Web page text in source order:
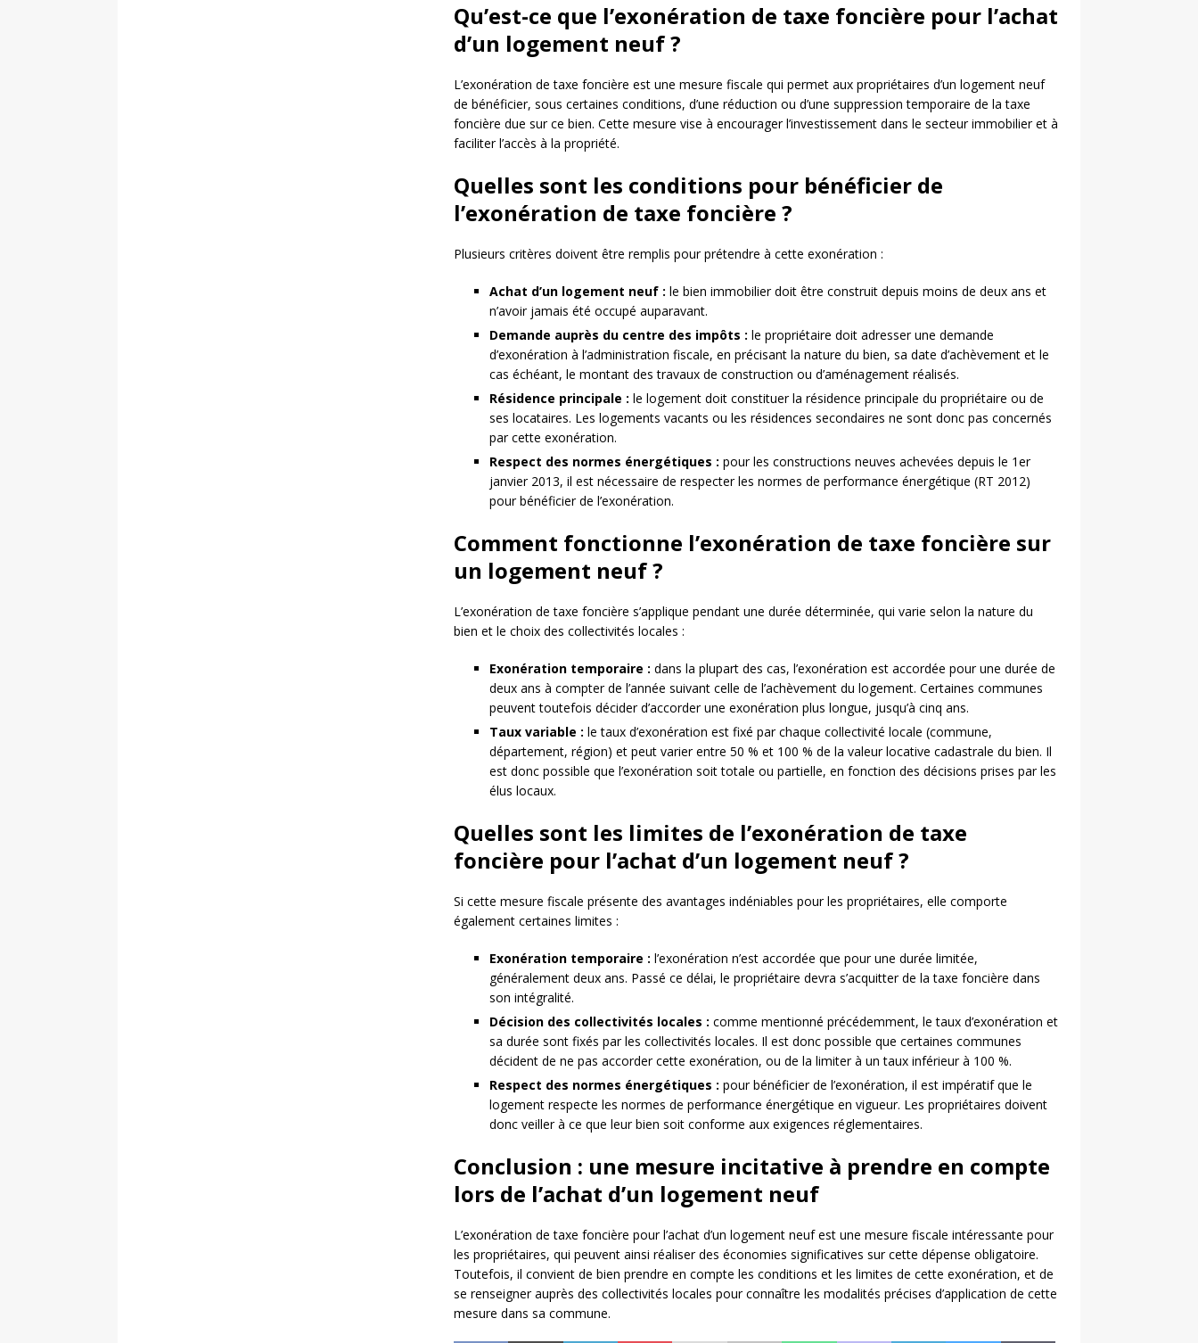
Qu’est-ce que l’exonération de taxe foncière pour l’achat
d’un logement neuf ?
L’exonération de taxe foncière est une mesure fiscale qui permet aux propriétaires d’un logement neuf
de bénéficier, sous certaines conditions, d’une réduction ou d’une suppression temporaire de la taxe
foncière due sur ce bien. Cette mesure vise à encourager l’investissement dans le secteur immobilier et à
faciliter l’accès à la propriété.
Quelles sont les conditions pour bénéficier de
l’exonération de taxe foncière ?
Plusieurs critères doivent être remplis pour prétendre à cette exonération :
Achat d’un logement neuf : le bien immobilier doit être construit depuis moins de deux ans et
n’avoir jamais été occupé auparavant.
Demande auprès du centre des impôts : le propriétaire doit adresser une demande
d’exonération à l’administration fiscale, en précisant la nature du bien, sa date d’achèvement et le
cas échéant, le montant des travaux de construction ou d’aménagement réalisés.
Résidence principale : le logement doit constituer la résidence principale du propriétaire ou de
ses locataires. Les logements vacants ou les résidences secondaires ne sont donc pas concernés
par cette exonération.
Respect des normes énergétiques : pour les constructions neuves achevées depuis le 1er
janvier 2013, il est nécessaire de respecter les normes de performance énergétique (RT 2012)
pour bénéficier de l’exonération.
Comment fonctionne l’exonération de taxe foncière sur
un logement neuf ?
L’exonération de taxe foncière s’applique pendant une durée déterminée, qui varie selon la nature du
bien et le choix des collectivités locales :
Exonération temporaire : dans la plupart des cas, l’exonération est accordée pour une durée de
deux ans à compter de l’année suivant celle de l’achèvement du logement. Certaines communes
peuvent toutefois décider d’accorder une exonération plus longue, jusqu’à cinq ans.
Taux variable : le taux d’exonération est fixé par chaque collectivité locale (commune,
département, région) et peut varier entre 50 % et 100 % de la valeur locative cadastrale du bien. Il
est donc possible que l’exonération soit totale ou partielle, en fonction des décisions prises par les
élus locaux.
Quelles sont les limites de l’exonération de taxe
foncière pour l’achat d’un logement neuf ?
Si cette mesure fiscale présente des avantages indéniables pour les propriétaires, elle comporte
également certaines limites :
Exonération temporaire : l’exonération n’est accordée que pour une durée limitée,
généralement deux ans. Passé ce délai, le propriétaire devra s’acquitter de la taxe foncière dans
son intégralité.
Décision des collectivités locales : comme mentionné précédemment, le taux d’exonération et
sa durée sont fixés par les collectivités locales. Il est donc possible que certaines communes
décident de ne pas accorder cette exonération, ou de la limiter à un taux inférieur à 100 %.
Respect des normes énergétiques : pour bénéficier de l’exonération, il est impératif que le
logement respecte les normes de performance énergétique en vigueur. Les propriétaires doivent
donc veiller à ce que leur bien soit conforme aux exigences réglementaires.
Conclusion : une mesure incitative à prendre en compte
lors de l’achat d’un logement neuf
L’exonération de taxe foncière pour l’achat d’un logement neuf est une mesure fiscale intéressante pour
les propriétaires, qui peuvent ainsi réaliser des économies significatives sur cette dépense obligatoire.
Toutefois, il convient de bien prendre en compte les conditions et les limites de cette exonération, et de
se renseigner auprès des collectivités locales pour connaître les modalités précises d’application de cette
mesure dans sa commune.